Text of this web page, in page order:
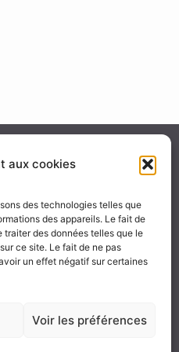
aux cookies
des technologies telles que
des appareils. Le fait de
des données telles que le
ce site. Le fait de ne pas
un effet négatif sur certaines
Voir les préférences